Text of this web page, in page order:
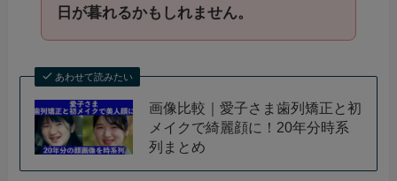
日が暮れるかもしれません。
あわせて読みたい
画像比較｜愛子さま歯列矯正と初
メイクで綺麗顔に！20年分時系
列まとめ